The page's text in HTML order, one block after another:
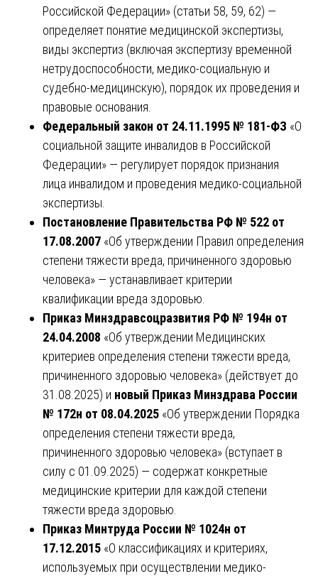
Российской Федерации» (статьи 58, 59, 62) —
определяет понятие медицинской экспертизы,
виды экспертиз (включая экспертизу временной
нетрудоспособности, медико-социальную и
судебно-медицинскую), порядок их проведения и
правовые основания.
Федеральный закон от 24.11.1995 № 181-ФЗ «О
социальной защите инвалидов в Российской
Федерации» — регулирует порядок признания
лица инвалидом и проведения медико-социальной
экспертизы.
Постановление Правительства РФ № 522 от
17.08.2007 «Об утверждении Правил определения
степени тяжести вреда, причиненного здоровью
человека» — устанавливает критерии
квалификации вреда здоровью.
Приказ Минздравсоцразвития РФ № 194н от
24.04.2008 «Об утверждении Медицинских
критериев определения степени тяжести вреда,
причиненного здоровью человека» (действует до
31.08.2025) и новый Приказ Минздрава России
№ 172н от 08.04.2025 «Об утверждении Порядка
определения степени тяжести вреда,
причиненного здоровью человека» (вступает в
силу с 01.09.2025) — содержат конкретные
медицинские критерии для каждой степени
тяжести вреда здоровью.
Приказ Минтруда России № 1024н от
17.12.2015 «О классификациях и критериях,
используемых при осуществлении медико-